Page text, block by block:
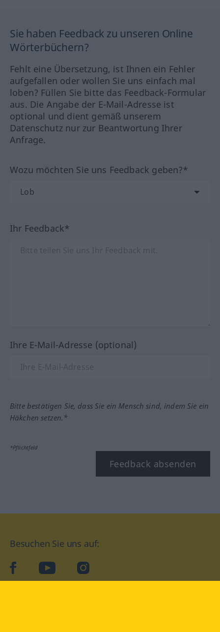
Sie haben Feedback zu unseren Online
Wörterbüchern?
Fehlt eine Übersetzung, ist Ihnen ein Fehler
aufgefallen oder wollen Sie uns einfach mal
loben? Füllen Sie bitte das Feedback-Formular
aus. Die Angabe der E-Mail-Adresse ist
optional und dient gemäß unserem
Datenschutz nur zur Beantwortung Ihrer
Anfrage.
Wozu möchten Sie uns Feedback geben?*
Ihr Feedback*
Ihre E-Mail-Adresse (optional)
Bitte bestätigen Sie, dass Sie ein Mensch sind, indem Sie ein
Häkchen setzen.*
*Pflichtfeld
Feedback absenden
Besuchen Sie uns auf:
facebookYouTube Instagram